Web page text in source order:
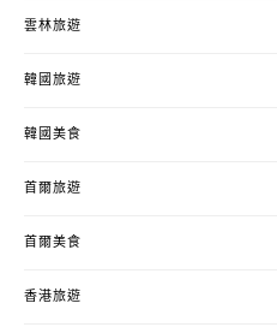
雲林旅遊
韓國旅遊
韓國美食
首爾旅遊
首爾美食
香港旅遊